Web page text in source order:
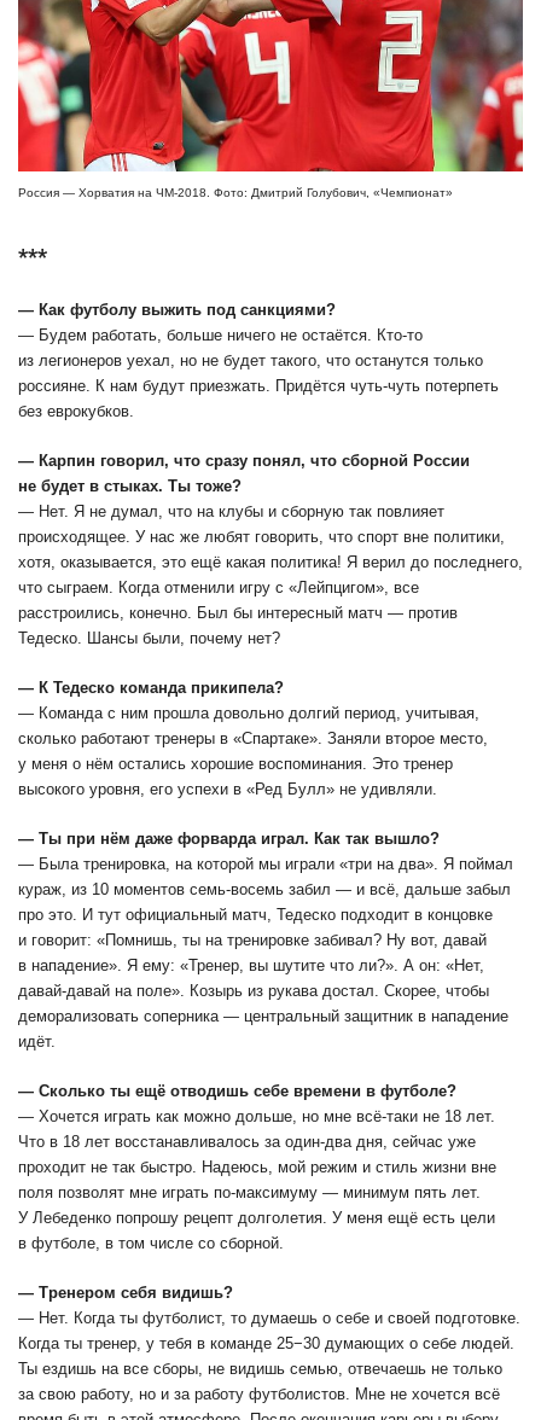
Россия — Хорватия на ЧМ-2018. Фото: Дмитрий Голубович, «Чемпионат»
***
― Как футболу выжить под санкциями?
― Будем работать, больше ничего не остаётся. Кто-то
из легионеров уехал, но не будет такого, что останутся только
россияне. К нам будут приезжать. Придётся чуть-чуть потерпеть
без еврокубков.
― Карпин говорил, что сразу понял, что сборной России
не будет в стыках. Ты тоже?
― Нет. Я не думал, что на клубы и сборную так повлияет
происходящее. У нас же любят говорить, что спорт вне политики,
хотя, оказывается, это ещё какая политика! Я верил до последнего,
что сыграем. Когда отменили игру с «Лейпцигом», все
расстроились, конечно. Был бы интересный матч — против
Тедеско. Шансы были, почему нет?
― К Тедеско команда прикипела?
― Команда с ним прошла довольно долгий период, учитывая,
сколько работают тренеры в «Спартаке». Заняли второе место,
у меня о нём остались хорошие воспоминания. Это тренер
высокого уровня, его успехи в «Ред Булл» не удивляли.
― Ты при нём даже форварда играл. Как так вышло?
― Была тренировка, на которой мы играли «три на два». Я поймал
кураж, из 10 моментов семь-восемь забил — и всё, дальше забыл
про это. И тут официальный матч, Тедеско подходит в концовке
и говорит: «Помнишь, ты на тренировке забивал? Ну вот, давай
в нападение». Я ему: «Тренер, вы шутите что ли?». А он: «Нет,
давай-давай на поле». Козырь из рукава достал. Скорее, чтобы
деморализовать соперника ― центральный защитник в нападение
идёт.
― Сколько ты ещё отводишь себе времени в футболе?
― Хочется играть как можно дольше, но мне всё-таки не 18 лет.
Что в 18 лет восстанавливалось за один-два дня, сейчас уже
проходит не так быстро. Надеюсь, мой режим и стиль жизни вне
поля позволят мне играть по-максимуму ― минимум пять лет.
У Лебеденко попрошу рецепт долголетия. У меня ещё есть цели
в футболе, в том числе со сборной.
― Тренером себя видишь?
― Нет. Когда ты футболист, то думаешь о себе и своей подготовке.
Когда ты тренер, у тебя в команде 25−30 думающих о себе людей.
Ты ездишь на все сборы, не видишь семью, отвечаешь не только
за свою работу, но и за работу футболистов. Мне не хочется всё